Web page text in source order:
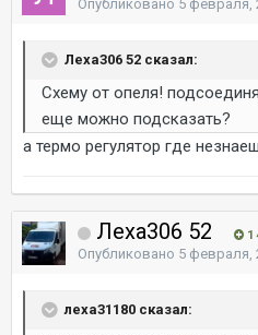
Опубликовано 5 февраля,
Леха306 52 сказал:
Схему от опеля!
еще можно подсказать?
а термо регулятор где
Леха306 52 1
Опубликовано 5 февраля,
леха31180 сказал: